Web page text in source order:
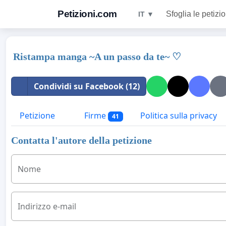
Petizioni.com IT ▼ Sfoglia le
Ristampa manga ~A un passo da te~ ♡
Condividi su Facebook (12)
Petizione Firme 41 Politica sulla privacy
Contatta l'autore della petizione
Nome
Indirizzo e-mail